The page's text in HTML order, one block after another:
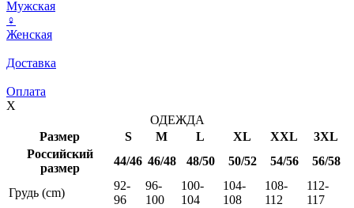
Мужская
♀
Женская
Доставка
Оплата
X
ОДЕЖДА
Размер
S M L XL XXL
3XL
Российский
размер
44/46 46/48 48/50 50/52 54/56 56/58
Грудь (cm)
92-
96
96-
100
100-
104
104-
108
108-
112
112-
117